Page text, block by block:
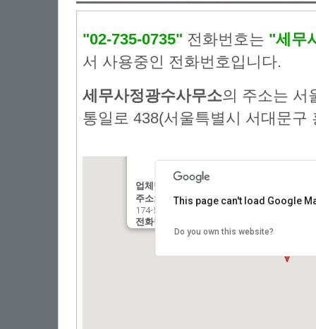
"02-735-0735" 전화번호는 "세무
서 사용중인 전화번호입니다.
세무사정광수사무소의 주소는 서
통일로 438(서울특별시 서대문구
업체명:
:세무사정광수사무소
주소:
: 서울특별시 서대문구 홍제동 통일로
174-56)
전화번호:
This page can't load Google
Do you own this website?